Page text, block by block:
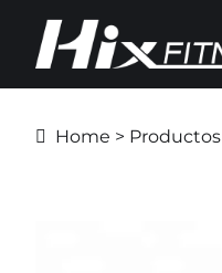
Home > Productos